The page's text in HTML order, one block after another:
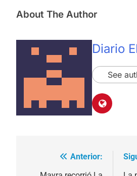
About The Author
Diario
See
Navegación
Anterior: